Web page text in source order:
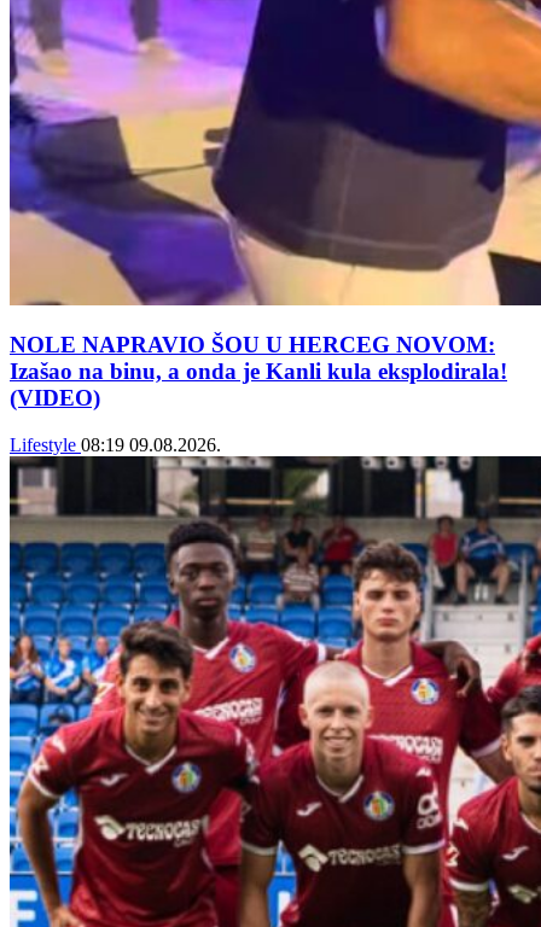
NOLE NAPRAVIO ŠOU U HERCEG NOVOM:
Izašao na binu, a onda je Kanli kula eksplodirala!
(VIDEO)
Lifestyle 08:19 09.08.2026.